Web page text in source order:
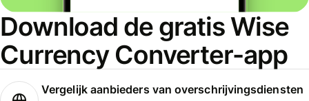
Download de gratis Wise
Currency Converter-app
Vergelijk aanbieders van overschrijvingsdiensten